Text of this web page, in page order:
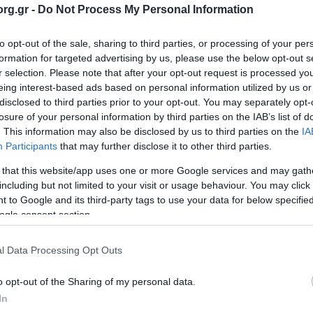
- Do Not Process My Personal Information
opt-out of the sale, sharing to third parties, or processing of your
for targeted advertising by us, please use the below opt-out
selection. Please note that after your opt-out request is processed
interest-based ads based on personal information utilized by us
to third parties prior to your opt-out. You may separately
of your personal information by third parties on the IAB’s list of
This information may also be disclosed by us to third parties on the
Participants that may further disclose it to other third parties.
that this website/app uses one or more Google services and may
but not limited to your visit or usage behaviour. You may
to Google and its third-party tags to use your data for below
consent section.
Data Processing Opt Outs
opt-out of the Sharing of my personal data.
Έκδοσης:30/01/2018
29 Ιανουαρίου 2018, το Σώμα Ελλήνων Προσκόπων
Λευκαδίτη του κτιρίου της Κεντρικής Διοίκησης. Στην
Συμβουλίου, ο Γενικός Έφορος και ‘Εφοροι της
του Σώματος Ελληνικού Οδηγισμού καθώς και πολλά
ξεκίνησε με την ομιλία του Προέδρου του Δ.Σ. κ.
δρώμενο με τίτλο «Πρωτοχρονιά στον αέρα!»,
με ενθουσιασμό!
προβολή βίντεο με τις σημαντικότερες στιγμές και
μέρος της εκδήλωσης έκλεισε με την ομιλία του